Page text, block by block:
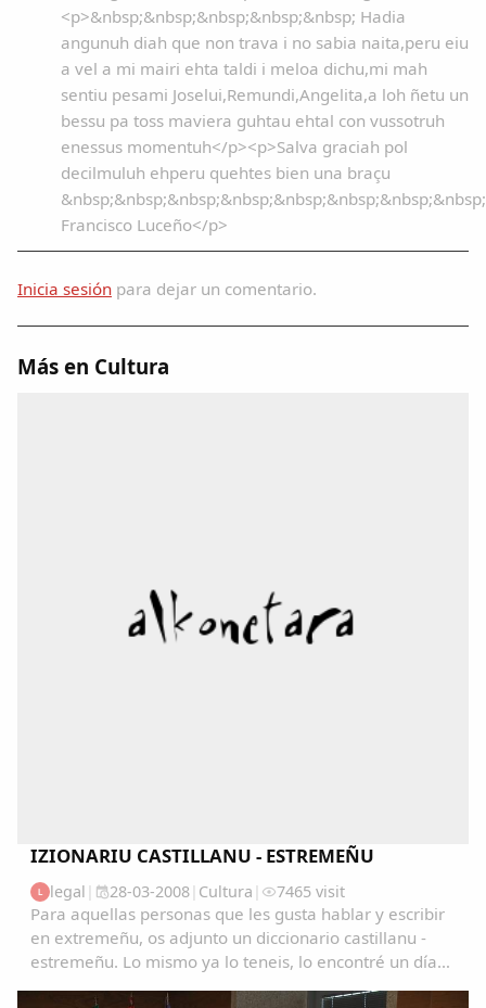
<p>&nbsp;&nbsp;&nbsp;&nbsp;&nbsp; Hadia
angunuh diah que non trava i no sabia naita,peru eiu
a vel a mi mairi ehta taldi i meloa dichu,mi mah
sentiu pesami Joselui,Remundi,Angelita,a loh ñetu un
bessu pa toss maviera guhtau ehtal con vussotruh
enessus momentuh</p><p>Salva graciah pol
decilmuluh ehperu quehtes bien una braçu
Francisco Luceño</p>
Inicia sesión para dejar un comentario.
Más en Cultura
IZIONARIU CASTILLANU - ESTREMEÑU
L legal | 28-03-2008| Cultura | 7465 visit
Para aquellas personas que les gusta hablar y escribir
en extremeñu, os adjunto un diccionario castillanu -
estremeñu. Lo mismo ya lo teneis, lo encontré un día
navegando y me pareció muy interesante. Ya me